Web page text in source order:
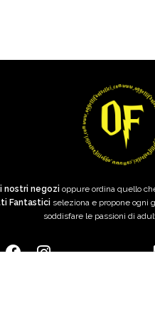
nostri negozi oppure ordina quello
Fantasticiseleziona e propone ogni
soddisfare le passioni di